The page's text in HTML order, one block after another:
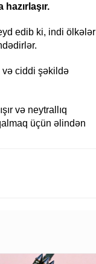
edib ki, indi ölkələr
və ciddi şəkildə
və neytrallıq
üçün əlindən